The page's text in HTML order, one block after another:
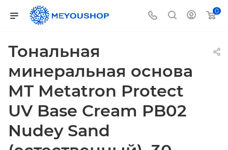
0
Тональная
минеральная основа
MT Metatron Protect
UV Base Cream PB02
Nudey Sand